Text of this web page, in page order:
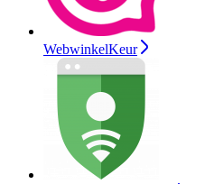
WebwinkelKeur